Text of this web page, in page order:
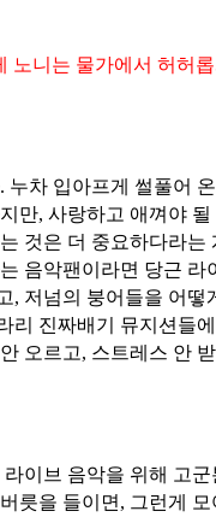
노니는 물가에서 허허
누차 입아프게 썰풀어
만, 사랑하고 애껴야 될
것은 더 중요하다라는
음악팬이라면 당근 라
, 저넘의 붕어들을 어떻
리 진짜배기 뮤지션들
오르고, 스트레스 안
이브 음악을 위해 고군
릇을 들이면, 그런게 모